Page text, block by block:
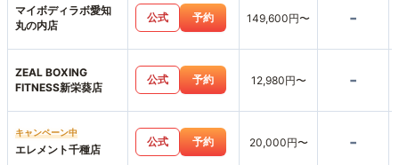
マイボディラボ愛知
丸の内店
公式 予約 149,600円〜 -
ZEAL BOXING
FITNESS新栄葵店
公式 予約 12,980円〜 -
キャンペーン中
エレメント千種店
公式 予約 20,000円〜 -